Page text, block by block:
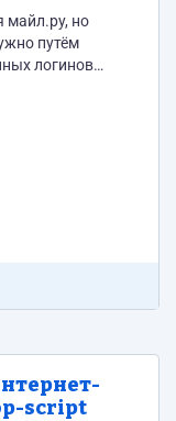
майл.ру, но
путём
логинов
скрипта
id/[номер
на
себе +1
script